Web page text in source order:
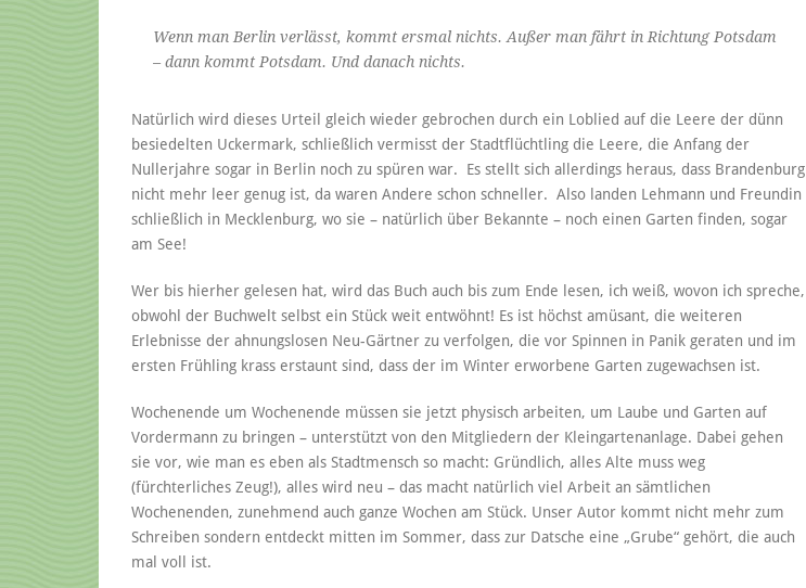
Wenn man Berlin verlässt, kommt ersmal nichts. Außer man fährt in Richtung Potsdam
– dann kommt Potsdam. Und danach nichts.
Natürlich wird dieses Urteil gleich wieder gebrochen durch ein Loblied auf die Leere der dünn
besiedelten Uckermark, schließlich vermisst der Stadtflüchtling die Leere, die Anfang der
Nullerjahre sogar in Berlin noch zu spüren war. Es stellt sich allerdings heraus, dass Brandenburg
nicht mehr leer genug ist, da waren Andere schon schneller. Also landen Lehmann und Freundin
schließlich in Mecklenburg, wo sie – natürlich über Bekannte – noch einen Garten finden, sogar
am See!
Wer bis hierher gelesen hat, wird das Buch auch bis zum Ende lesen, ich weiß, wovon ich spreche,
obwohl der Buchwelt selbst ein Stück weit entwöhnt! Es ist höchst amüsant, die weiteren
Erlebnisse der ahnungslosen Neu-Gärtner zu verfolgen, die vor Spinnen in Panik geraten und im
ersten Frühling krass erstaunt sind, dass der im Winter erworbene Garten zugewachsen ist.
Wochenende um Wochenende müssen sie jetzt physisch arbeiten, um Laube und Garten auf
Vordermann zu bringen – unterstützt von den Mitgliedern der Kleingartenanlage. Dabei gehen
sie vor, wie man es eben als Stadtmensch so macht: Gründlich, alles Alte muss weg
(fürchterliches Zeug!), alles wird neu – das macht natürlich viel Arbeit an sämtlichen
Wochenenden, zunehmend auch ganze Wochen am Stück. Unser Autor kommt nicht mehr zum
Schreiben sondern entdeckt mitten im Sommer, dass zur Datsche eine „Grube“ gehört, die auch
mal voll ist.